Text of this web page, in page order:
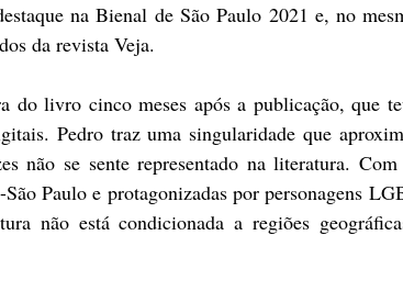
na Bienal de São Paulo 2021 e, no
da revista Veja.
do livro cinco meses após a publicação, que
Pedro traz uma singularidade que
não se sente representado na literatura. Com
Paulo e protagonizadas por personagens
não está condicionada a regiões